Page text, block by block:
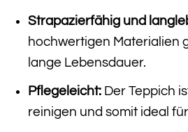
Strapazierfähig und
hochwertigen Materialien
lange Lebensdauer.
Pflegeleicht:Der Teppich
reinigen und somit ideal